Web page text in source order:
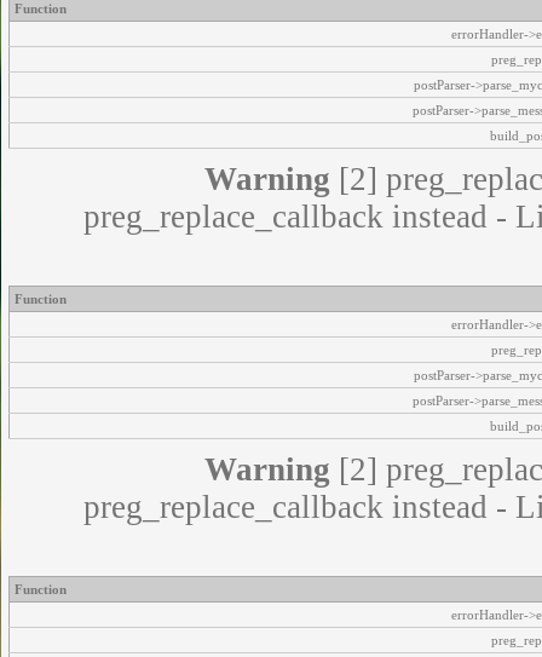
Function
errorHandler-
postParser-
postParser-
Warning [2]
preg_replace_callback instead -
Function
errorHandler-
postParser-
postParser-
Warning [2]
preg_replace_callback instead -
Function
errorHandler-